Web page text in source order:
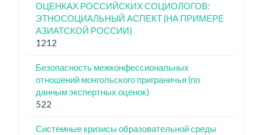
ОЦЕНКАХ РОССИЙСКИХ СОЦИОЛОГОВ:
ЭТНОСОЦИАЛЬНЫЙ АСПЕКТ (НА ПРИМЕРЕ
АЗИАТСКОЙ РОССИИ)
1212
Безопасность межконфессиональных
отношений монгольского приграничья (по
данным экспертных оценок)
522
Системные кризисы образовательной среды